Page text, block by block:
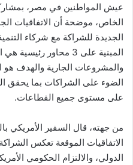
عيش المواطنين في مصر،
الخاص، موضحة أن الاتفاقيات
الجديدة للشراكة مع شركاء
المبنية على 3 محاور
والمشروعات الجارية والهدف هو
الضوء على الشراكات بما يحقق
على مستوى جميع القطاعات.
من جهته، قال السفير الأمريكي
الاتفاقيات الموقعة تعكس
الدولي، والالتزام الحكومي